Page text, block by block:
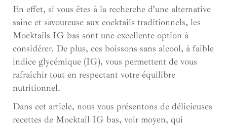
En effet, si vous êtes à la recherche d’une alternative
saine et savoureuse aux cocktails traditionnels, les
Mocktails IG bas sont une excellente option à
considérer. De plus, ces boissons sans alcool, à faible
indice glycémique (IG), vous permettent de vous
rafraîchir tout en respectant votre équilibre
nutritionnel.
Dans cet article, nous vous présentons de délicieuses
recettes de Mocktail IG bas, voir moyen, qui